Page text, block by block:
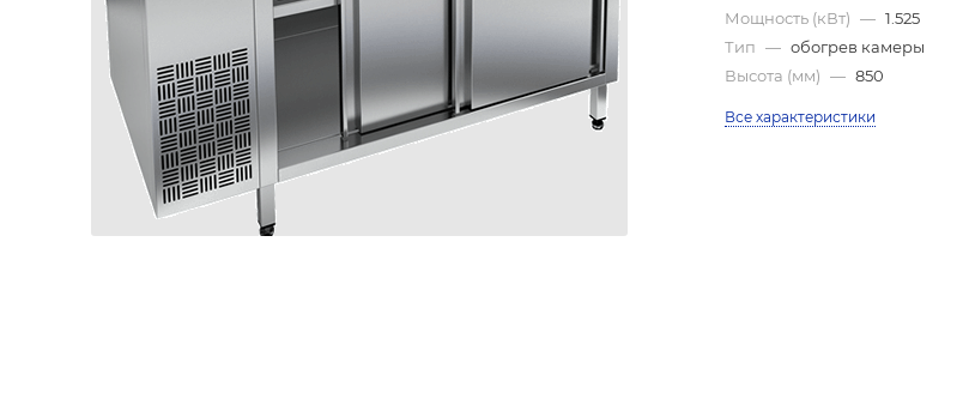
Мощность (кВт) — 1.525
Тип — обогрев камеры
Высота (мм) — 850
Все характеристики